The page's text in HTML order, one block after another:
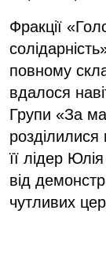
Фракції
повному
вдалося
Групи «За
розділилися
її лідер
від
чутливих